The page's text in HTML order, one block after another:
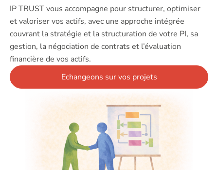
IP TRUST vous accompagne pour structurer, optimiser
et valoriser vos actifs, avec une approche intégrée
couvrant la stratégie et la structuration de votre PI, sa
gestion, la négociation de contrats et l’évaluation
financière de vos actifs.
Echangeons sur vos projets